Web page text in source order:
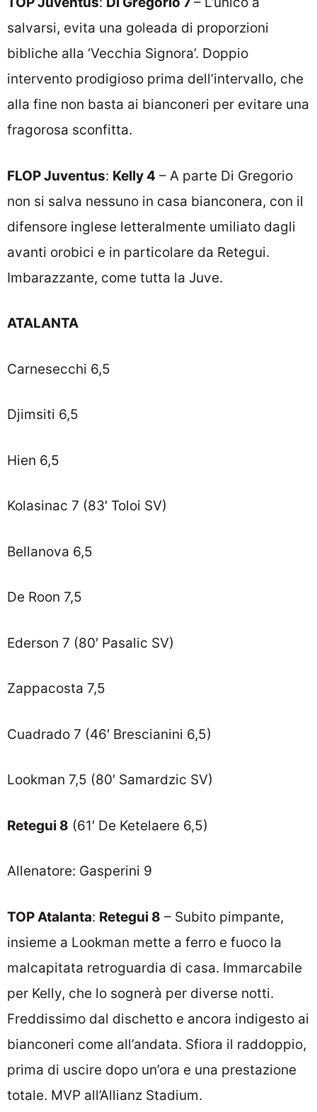
salvarsi, evita una goleada di proporzioni
bibliche alla ‘Vecchia Signora’. Doppio
intervento prodigioso prima dell’intervallo, che
alla fine non basta ai bianconeri per evitare una
fragorosa sconfitta.
FLOP Juventus: Kelly 4 – A parte Di Gregorio
non si salva nessuno in casa bianconera, con il
difensore inglese letteralmente umiliato dagli
avanti orobici e in particolare da Retegui.
Imbarazzante, come tutta la Juve.
ATALANTA
Carnesecchi 6,5
Djimsiti 6,5
Hien 6,5
Kolasinac 7 (83′ Toloi SV)
Bellanova 6,5
De Roon 7,5
Ederson 7 (80′ Pasalic SV)
Zappacosta 7,5
Cuadrado 7 (46′ Brescianini 6,5)
Lookman 7,5 (80′ Samardzic SV)
Retegui 8 (61′ De Ketelaere 6,5)
Allenatore: Gasperini 9
TOP Atalanta: Retegui 8 – Subito pimpante,
insieme a Lookman mette a ferro e fuoco la
malcapitata retroguardia di casa. Immarcabile
per Kelly, che lo sognerà per diverse notti.
Freddissimo dal dischetto e ancora indigesto ai
bianconeri come all’andata. Sfiora il raddoppio,
prima di uscire dopo un’ora e una prestazione
totale. MVP all’Allianz Stadium.